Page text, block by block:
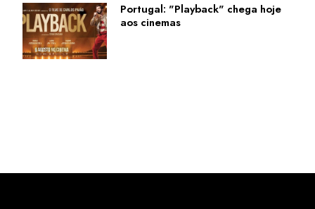
Portugal: "Playback" chega hoje
aos cinemas